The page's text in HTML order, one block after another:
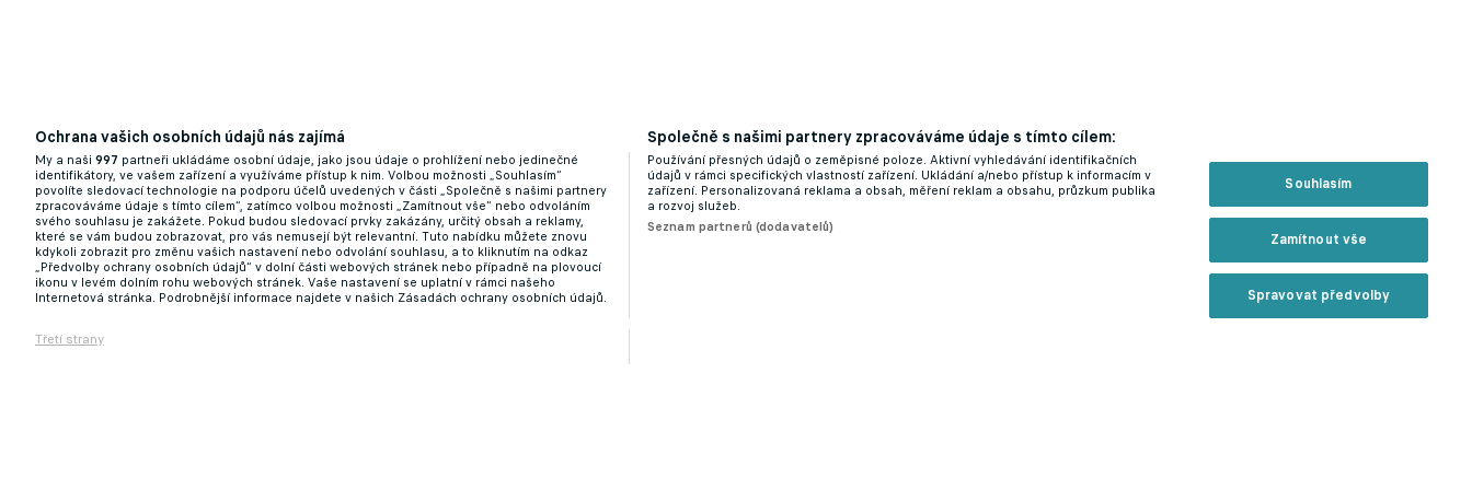
Za žádných okolností klub neprodám, říká majitelka Dynama. Jeho existence je však v ohrožení
14.04.2026 16:46
Ochrana vašich osobních údajů nás zajímá
My a naši 997 partneři ukládáme osobní údaje, jako jsou údaje o prohlížení nebo jedinečné
identifikátory, ve vašem zařízení a využíváme přístup k nim. Volbou možnosti „Souhlasím“
povolíte sledovací technologie na podporu účelů uvedených v části „Společně s našimi partnery
zpracováváme údaje s tímto cílem“, zatímco volbou možnosti „Zamítnout vše“ nebo odvoláním
svého souhlasu je zakážete. Pokud budou sledovací prvky zakázány, určitý obsah a reklamy,
které se vám budou zobrazovat, pro vás nemusejí být relevantní. Tuto nabídku můžete znovu
kdykoli zobrazit pro změnu vašich nastavení nebo odvolání souhlasu, a to kliknutím na odkaz
„Předvolby ochrany osobních údajů“ v dolní části webových stránek nebo případně na plovoucí
ikonu v levém dolním rohu webových stránek. Vaše nastavení se uplatní v rámci našeho
Internetová stránka. Podrobnější informace najdete v našich Zásadách ochrany osobních údajů.
Třetí strany
Společně s našimi partnery zpracováváme údaje s tímto cílem:
Používání přesných údajů o zeměpisné poloze. Aktivní vyhledávání identifikačních
údajů v rámci specifických vlastností zařízení. Ukládání a/nebo přístup k informacím v
zařízení. Personalizovaná reklama a obsah, měření reklam a obsahu, průzkum publika
a rozvoj služeb.
Seznam partnerů (dodavatelů)
Souhlasím
Zamítnout vše
Spravovat předvolby